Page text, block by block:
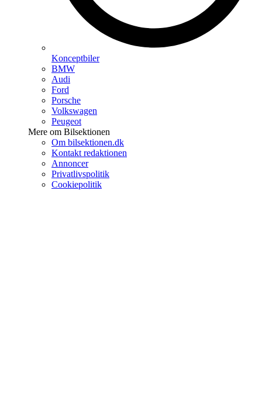
Konceptbiler
BMW
Audi
Ford
Porsche
Volkswagen
Peugeot
Mere om Bilsektionen
Om bilsektionen.dk
Kontakt redaktionen
Annoncer
Privatlivspolitik
Cookiepolitik